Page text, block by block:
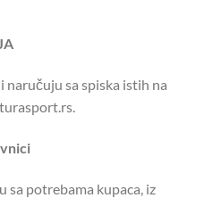
naručuju sa spiska istih na
sa potrebama kupaca, iz